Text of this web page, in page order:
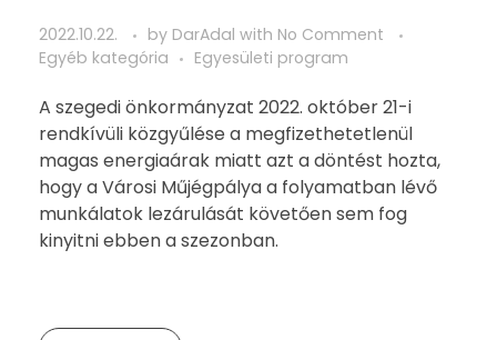
2022.10.22. by DarAdal with No Comment
Egyéb kategória
Egyesületi program
A szegedi önkormányzat 2022. október 21-i
rendkívüli közgyűlése a megfizethetetlenül
magas energiaárak miatt azt a döntést hozta,
hogy a Városi Műjégpálya a folyamatban lévő
munkálatok lezárulását követően sem fog
kinyitni ebben a szezonban.